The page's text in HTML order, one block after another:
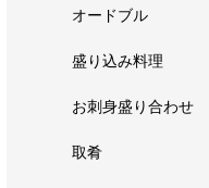
オードブル
盛り込み料理
お刺身盛り合わせ
取肴